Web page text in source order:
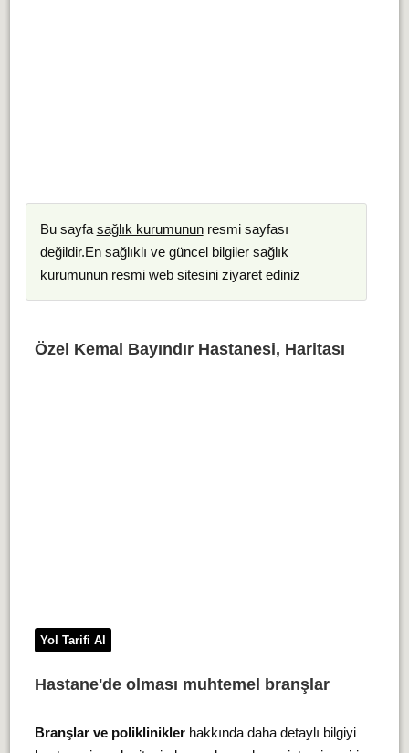
Bu sayfa sağlık kurumununresmi sayfası
değildir.En sağlıklı ve güncel bilgiler sağlık
kurumunun resmi web sitesini ziyaret ediniz
Özel Kemal Bayındır Hastanesi, Haritası
Yol Tarifi Al
Hastane'de olması muhtemel branşlar
Branşlar ve polikliniklerhakkında daha detaylı bilgiyi